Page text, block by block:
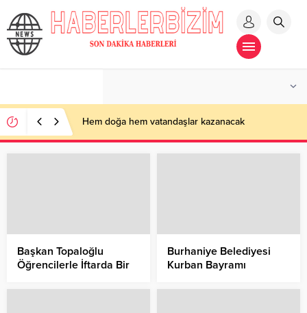
Hem doğa hem vatandaşlar kazanacak
Başkan Topaloğlu
Öğrencilerle İftarda Bir
Burhaniye Belediyesi
Kurban Bayramı